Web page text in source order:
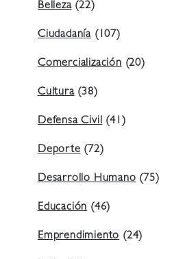
Belleza(22)
Ciudadanía (107)
Comercialización(20)
Cultura(38)
Defensa Civil(41)
Deporte(72)
Desarrollo Humano(75)
Educación(46)
Emprendimiento(24)